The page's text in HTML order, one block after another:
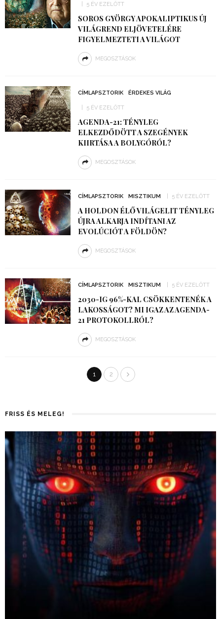
5 ÉV EZELŐTT
SOROS GYÖRGY APOKALIPTIKUS ÚJ
VILÁGREND ELJÖVETELÉRE
FIGYELMEZTETI A VILÁGOT
MEGOSZTÁSOK
CÍMLAPSZTORIK ÉRDEKES VILÁG
5 ÉV EZELŐTT
AGENDA-21: TÉNYLEG
ELKEZDŐDÖTT A SZEGÉNYEK
KIIRTÁSA A BOLYGÓRÓL?
MEGOSZTÁSOK
CÍMLAPSZTORIK MISZTIKUM 5 ÉV EZELŐTT
A HOLDON ÉLŐ VILÁGELIT TÉNYLEG
ÚJRA ALKARJA INDÍTANI AZ
EVOLÚCIÓT A FÖLDÖN?
MEGOSZTÁSOK
CÍMLAPSZTORIK MISZTIKUM 5 ÉV EZELŐTT
2030-IG 96%-KAL CSÖKKENTENÉK A
LAKOSSÁGOT? MI IGAZ AZ AGENDA-
21 PROTOKOLLRÓL?
MEGOSZTÁSOK
1 2
FRISS ÉS MELEG!